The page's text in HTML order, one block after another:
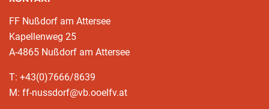
FF Nußdorf am Attersee
Kapellenweg 25
A-4865 Nußdorf am Attersee
T: +43(0)7666/8639
M: ff-nussdorf@vb.ooelfv.at